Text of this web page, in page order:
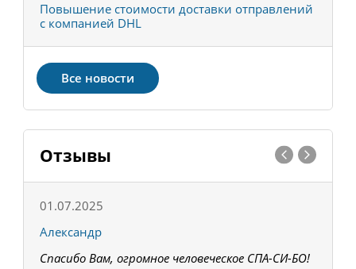
Повышение стоимости доставки отправлений
с компанией DHL
Все новости
Отзывы
01.07.2025
Александр
Спасибо Вам, огромное человеческое СПА-СИ-БО!